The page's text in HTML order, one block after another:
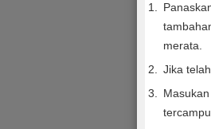
merata.
Jika